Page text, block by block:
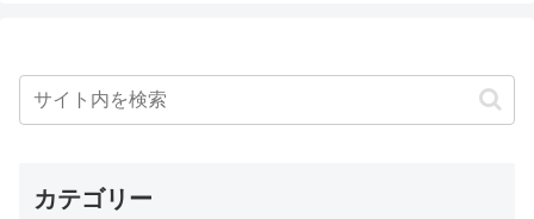
カテゴリー